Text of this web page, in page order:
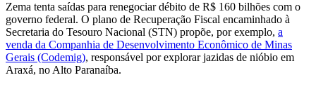
Zema tenta saídas para renegociar débito de R$ 160 bilhões com o
governo federal. O plano de Recuperação Fiscal encaminhado à
Secretaria do Tesouro Nacional (STN) propõe, por exemplo, a
venda da Companhia de Desenvolvimento Econômico de Minas
Gerais (Codemig), responsável por explorar jazidas de nióbio em
Araxá, no Alto Paranaíba.